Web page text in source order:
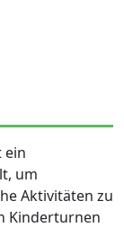
ein
um
Aktivitäten zu
Kinderturnen